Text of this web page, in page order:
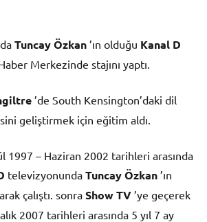
Tuncay Özkan ’ın olduğu Kanal D
Merkezinde stajını yaptı.
’de South Kensington’daki dil
geliştirmek için eğitim aldı.
1997 – Haziran 2002 tarihleri arasında
televizyonunda Tuncay Özkan ’ın
çalıştı. sonra Show TV ’ye geçerek
2007 tarihleri arasında 5 yıl 7 ay